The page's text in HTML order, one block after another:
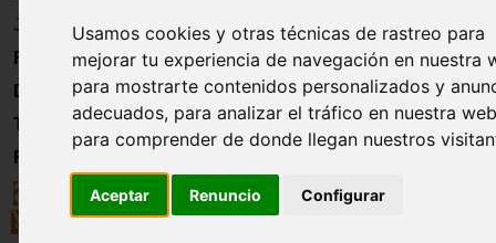
Usamos cookies y otras técnicas de rastreo para
mejorar tu experiencia de navegación en nuestra
para mostrarte contenidos personalizados y
adecuados, para analizar el tráfico en nuestra
para comprender de donde llegan nuestros
Aceptar Renuncio Configurar
Juguetes
Formación
Directorio
Trabajo
Registro